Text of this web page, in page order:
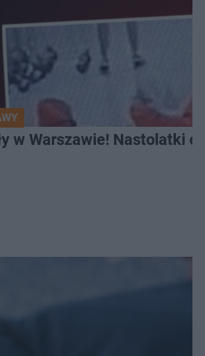
w Warszawie! Nastolatki